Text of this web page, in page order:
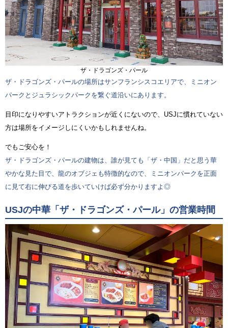
ザ・ドラゴンズ・パール
ザ・ドラゴンズ・パールの場所はサンフランシスコエリアで、ミニオン
パークとジュラシックパークを繋ぐ道沿いにあります。
目印になりやすいアトラクションが近くにないので、USJに慣れていない
方は場所をイメージしにくいかもしれませんね。
でもご安心を！
ザ・ドラゴンズ・パールの建物は、誰が見ても「ザ・中国」だと思う華
やかな見た目で、龍のオブジェも特徴的なので、ミニオンパークを正面
に見て右に伸びる道を歩いていけば必ず分かりますよ◎
USJの中華「ザ・ドラゴンズ・パール」の営業時間